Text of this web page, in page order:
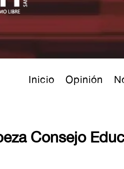
Inicio Opinión
Consejo